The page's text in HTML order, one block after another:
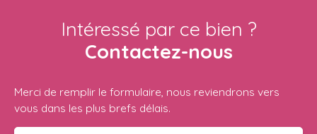
Intéressé par ce bien ?
Contactez-nous
Merci de remplir le formulaire, nous reviendrons vers
vous dans les plus brefs délais.